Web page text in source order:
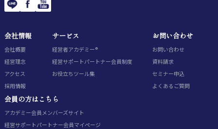
会社情報
会社概要
経営理念
アクセス
採用情報
サービス
経営者アカデミー®
経営サポートパートナー会員制度
お役立ちツール集
お問い合わせ
お問い合わせ
資料請求
セミナー申込
よくあるご質問
会員の方はこちら
アカデミー会員 メンバーズサイト
経営サポートパートナー会員マイページ